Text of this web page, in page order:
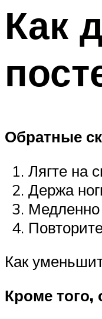
Как
Обратные
Лягте на
Держа
Медленно
Как
Кроме того,